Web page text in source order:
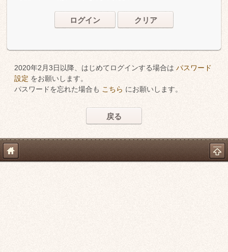
ログイン クリア
2020年2月3日以降、はじめてログインする場合は パスワード
設定 をお願いします。
パスワードを忘れた場合も こちら にお願いします。
戻る